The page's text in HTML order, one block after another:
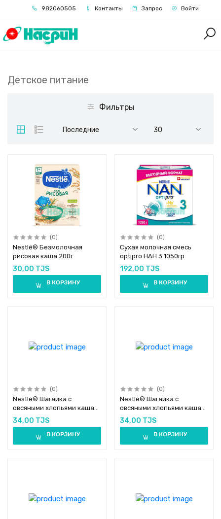
982060505 Контакты Запрос Войти
Детское питание
Фильтры
Последние 30
(0)
Nestlé® Безмолочная
рисовая каша 200г
30,00 TJS
В КОРЗИНУ
(0)
Сухая молочная смесь
optipro НАН 3 1050гр
192,00 TJS
В КОРЗИНУ
(0)
Nestlé® Шагайка с
овсяными хлопьями каша
молочная мультизлаковая
земляника садовая,
яблоко, персик 190г
34,00 TJS
В КОРЗИНУ
(0)
Nestlé® Шагайка с
овсяными хлопьями каша
молочная мультизлаковая
земляника садовая,
яблоко, малина190г
34,00 TJS
В КОРЗИНУ